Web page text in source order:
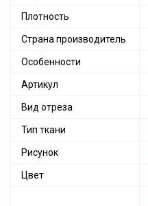
Плотность
Страна производитель
Особенности
Артикул
Вид отреза
Тип ткани
Рисунок
Цвет